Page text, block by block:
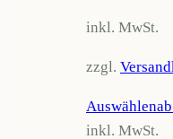
inkl. MwSt.
zzgl.
Auswählen
inkl. MwSt.